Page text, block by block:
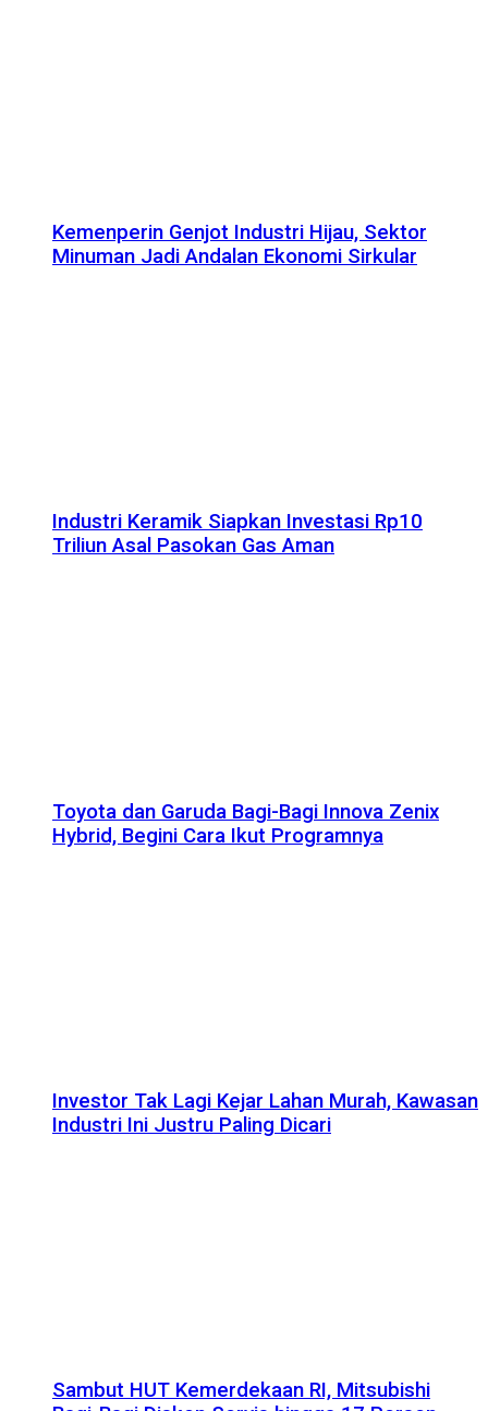
Kemenperin Genjot Industri Hijau, Sektor
Minuman Jadi Andalan Ekonomi Sirkular
Industri Keramik Siapkan Investasi Rp10
Triliun Asal Pasokan Gas Aman
Toyota dan Garuda Bagi-Bagi Innova Zenix
Hybrid, Begini Cara Ikut Programnya
Investor Tak Lagi Kejar Lahan Murah, Kawasan
Industri Ini Justru Paling Dicari
Sambut HUT Kemerdekaan RI, Mitsubishi